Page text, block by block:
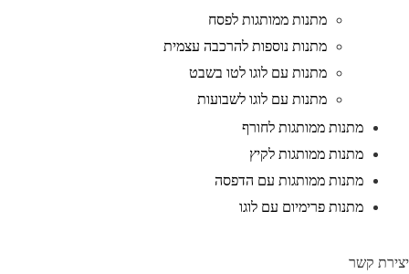
מתנות ממותגות לפסח
מתנות נוספות להרכבה עצמית
מתנות עם לוגו לטו בשבט
מתנות עם לוגו לשבועות
מתנות ממותגות לחורף
מתנות ממותגות לקיץ
מתנות ממותגות עם הדפסה
מתנות פרימיום עם לוגו
קשר